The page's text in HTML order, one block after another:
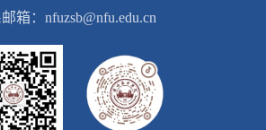
箱：nfuzsb@nfu.edu.cn